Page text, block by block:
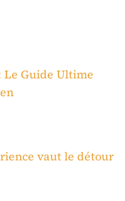
Le Guide Ultime
vaut le détour